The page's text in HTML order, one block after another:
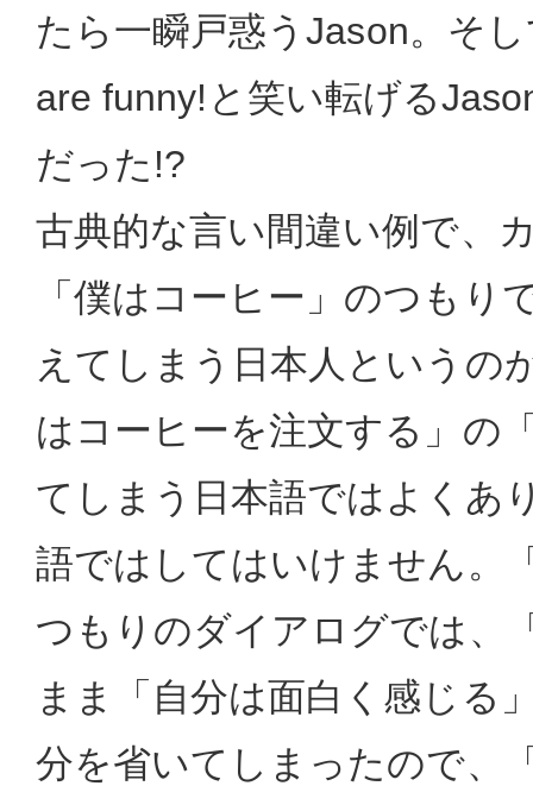
たら一瞬戸惑うJason。そ
are funny!と笑い転げる
だった!?
古典的な言い間違い例で、
「僕はコーヒー」のつもり
えてしまう日本人というの
はコーヒーを注文する」の
てしまう日本語ではよくあ
語ではしてはいけません。
つもりのダイアログでは、
まま「自分は面白く感じる
分を省いてしまったので、